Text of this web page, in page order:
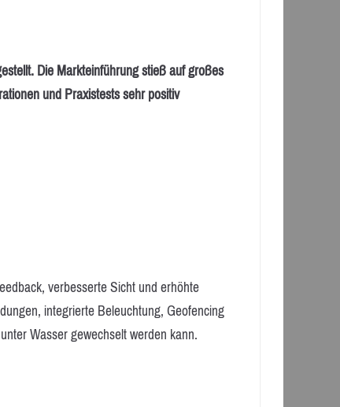
Die Markteinführung stieß auf großes
und Praxistests sehr positiv
verbesserte Sicht und erhöhte
integrierte Beleuchtung, Geofencing
Wasser gewechselt werden kann.